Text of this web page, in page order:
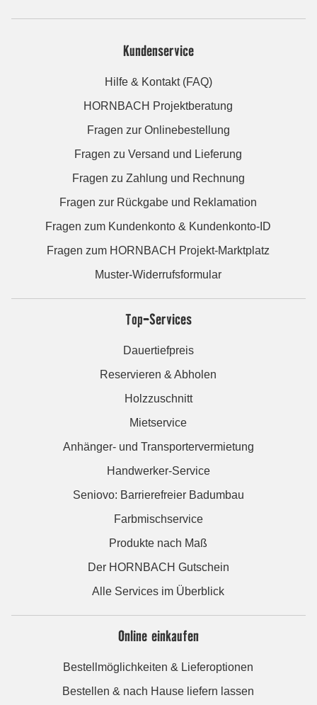
Kundenservice
Hilfe & Kontakt (FAQ)
HORNBACH Projektberatung
Fragen zur Onlinebestellung
Fragen zu Versand und Lieferung
Fragen zu Zahlung und Rechnung
Fragen zur Rückgabe und Reklamation
Fragen zum Kundenkonto & Kundenkonto-ID
Fragen zum HORNBACH Projekt-Marktplatz
Muster-Widerrufsformular
Top-Services
Dauertiefpreis
Reservieren & Abholen
Holzzuschnitt
Mietservice
Anhänger- und Transportervermietung
Handwerker-Service
Seniovo: Barrierefreier Badumbau
Farbmischservice
Produkte nach Maß
Der HORNBACH Gutschein
Alle Services im Überblick
Online einkaufen
Bestellmöglichkeiten & Lieferoptionen
Bestellen & nach Hause liefern lassen